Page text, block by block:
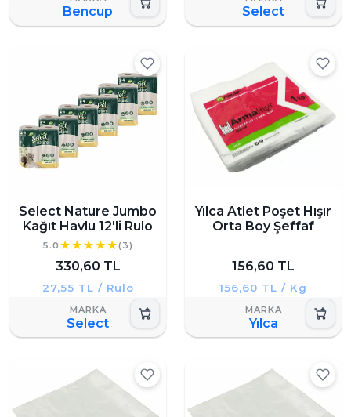
Bencup Select
Select Nature Jumbo
Kağıt Havlu 12'li Rulo
5.0 (3)
330,60 TL
27,55 TL / Rulo
Select
Yılca Atlet Poşet Hışır
Orta Boy Şeffaf
156,60 TL
156,60 TL / Kg
Yılca